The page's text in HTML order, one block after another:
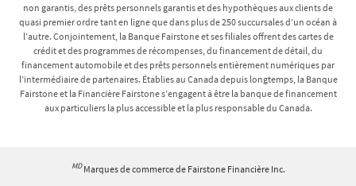
non garantis, des prêts personnels garantis et des hypothèques aux clients de
quasi premier ordre tant en ligne que dans plus de 250 succursales d’un océan à
l’autre. Conjointement, la Banque Fairstone et ses filiales offrent des cartes de
crédit et des programmes de récompenses, du financement de détail, du
financement automobile et des prêts personnels entièrement numériques par
l’intermédiaire de partenaires. Établies au Canada depuis longtemps, la Banque
Fairstone et la Financière Fairstone s’engagent à être la banque de financement
aux particuliers la plus accessible et la plus responsable du Canada.
MD Marques de commerce de Fairstone Financière Inc.